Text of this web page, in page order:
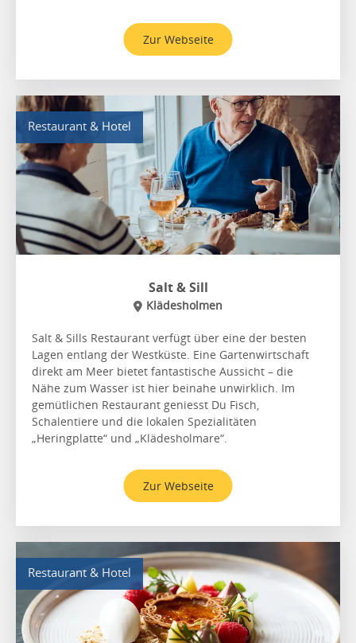
Zur Webseite
Restaurant & Hotel
Salt & Sill
Klädesholmen
Salt & Sills Restaurant verfügt über eine der besten
Lagen entlang der Westküste. Eine Gartenwirtschaft
direkt am Meer bietet fantastische Aussicht – die
Nähe zum Wasser ist hier beinahe unwirklich. Im
gemütlichen Restaurant geniesst Du Fisch,
Schalentiere und die lokalen Spezialitäten
„Heringplatte“ und „Klädesholmare“.
Zur Webseite
Restaurant & Hotel